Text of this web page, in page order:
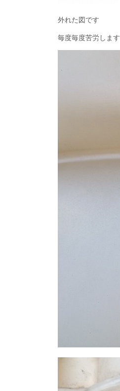
外れた図です
毎度毎度苦労します